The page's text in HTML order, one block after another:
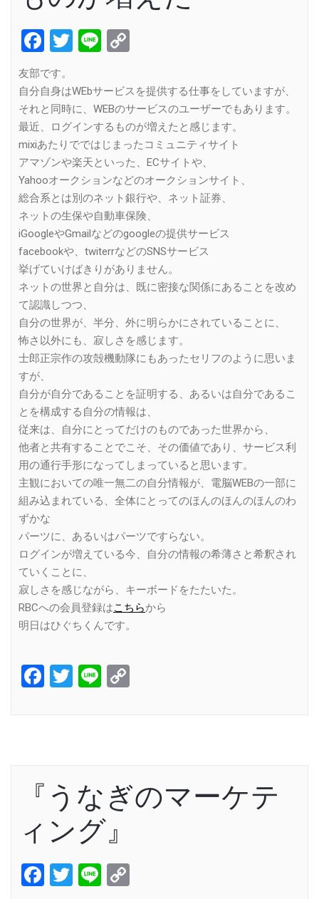
Facebook
Twitter
Line
友部です。
自分自身はWEbサービスを提供する仕事をしていますが、
それと同時に、WEBのサービスのユーザーでもあります。
最近、ログインするものが増えたと感じます。
mixiあたりでではじまったコミュニティサイト
アマゾンや楽天といった、ECサイトや、
Yahooオークションなどのオークションサイト、
総合系とは別のネット銀行や、ネット証券、
ネットの生保や自動車保険、
iGoogleやGmailなどのgoogleの提供サービス
facebookや、twiterrなどのSNSサービス
挙げていけばきりがありません。
ネットの世界と自分は、既に密接な関係にあることを改め
て認識しつつ、
自分の世界が、半分、外に明らかにされていることに、
怖さ以外にも、寂しさを感じます。
士郎正宗作の攻殻機動隊にもあったセリフのように思いま
すが、
自分が自分であることを証明する、あるいは自分であるこ
とを構成する自分の情報は、
従来は、自分にとってだけのものであった世界から、
他者と共有することでこそ、その価値であり、サービス利
用の通行手形になってしまっていると思います。
主観においての唯一無二の自分情報が、電脳WEBの一部に
組み込まれている、全体にとってのほんのほんのほんのわ
ずかな
パーツに、あるいはパーツですらない。
ログインが増えている今、自分の情報の希薄さと希釈され
ていくことに、
寂しさを感じながら、キーボードをたたいた。
RBCへの会員登録はこちらから
明日はひぐちくんです。
Facebook
Twitter
Line
『うなぎのマーケテ
ィング』
Facebook
Twitter
Line